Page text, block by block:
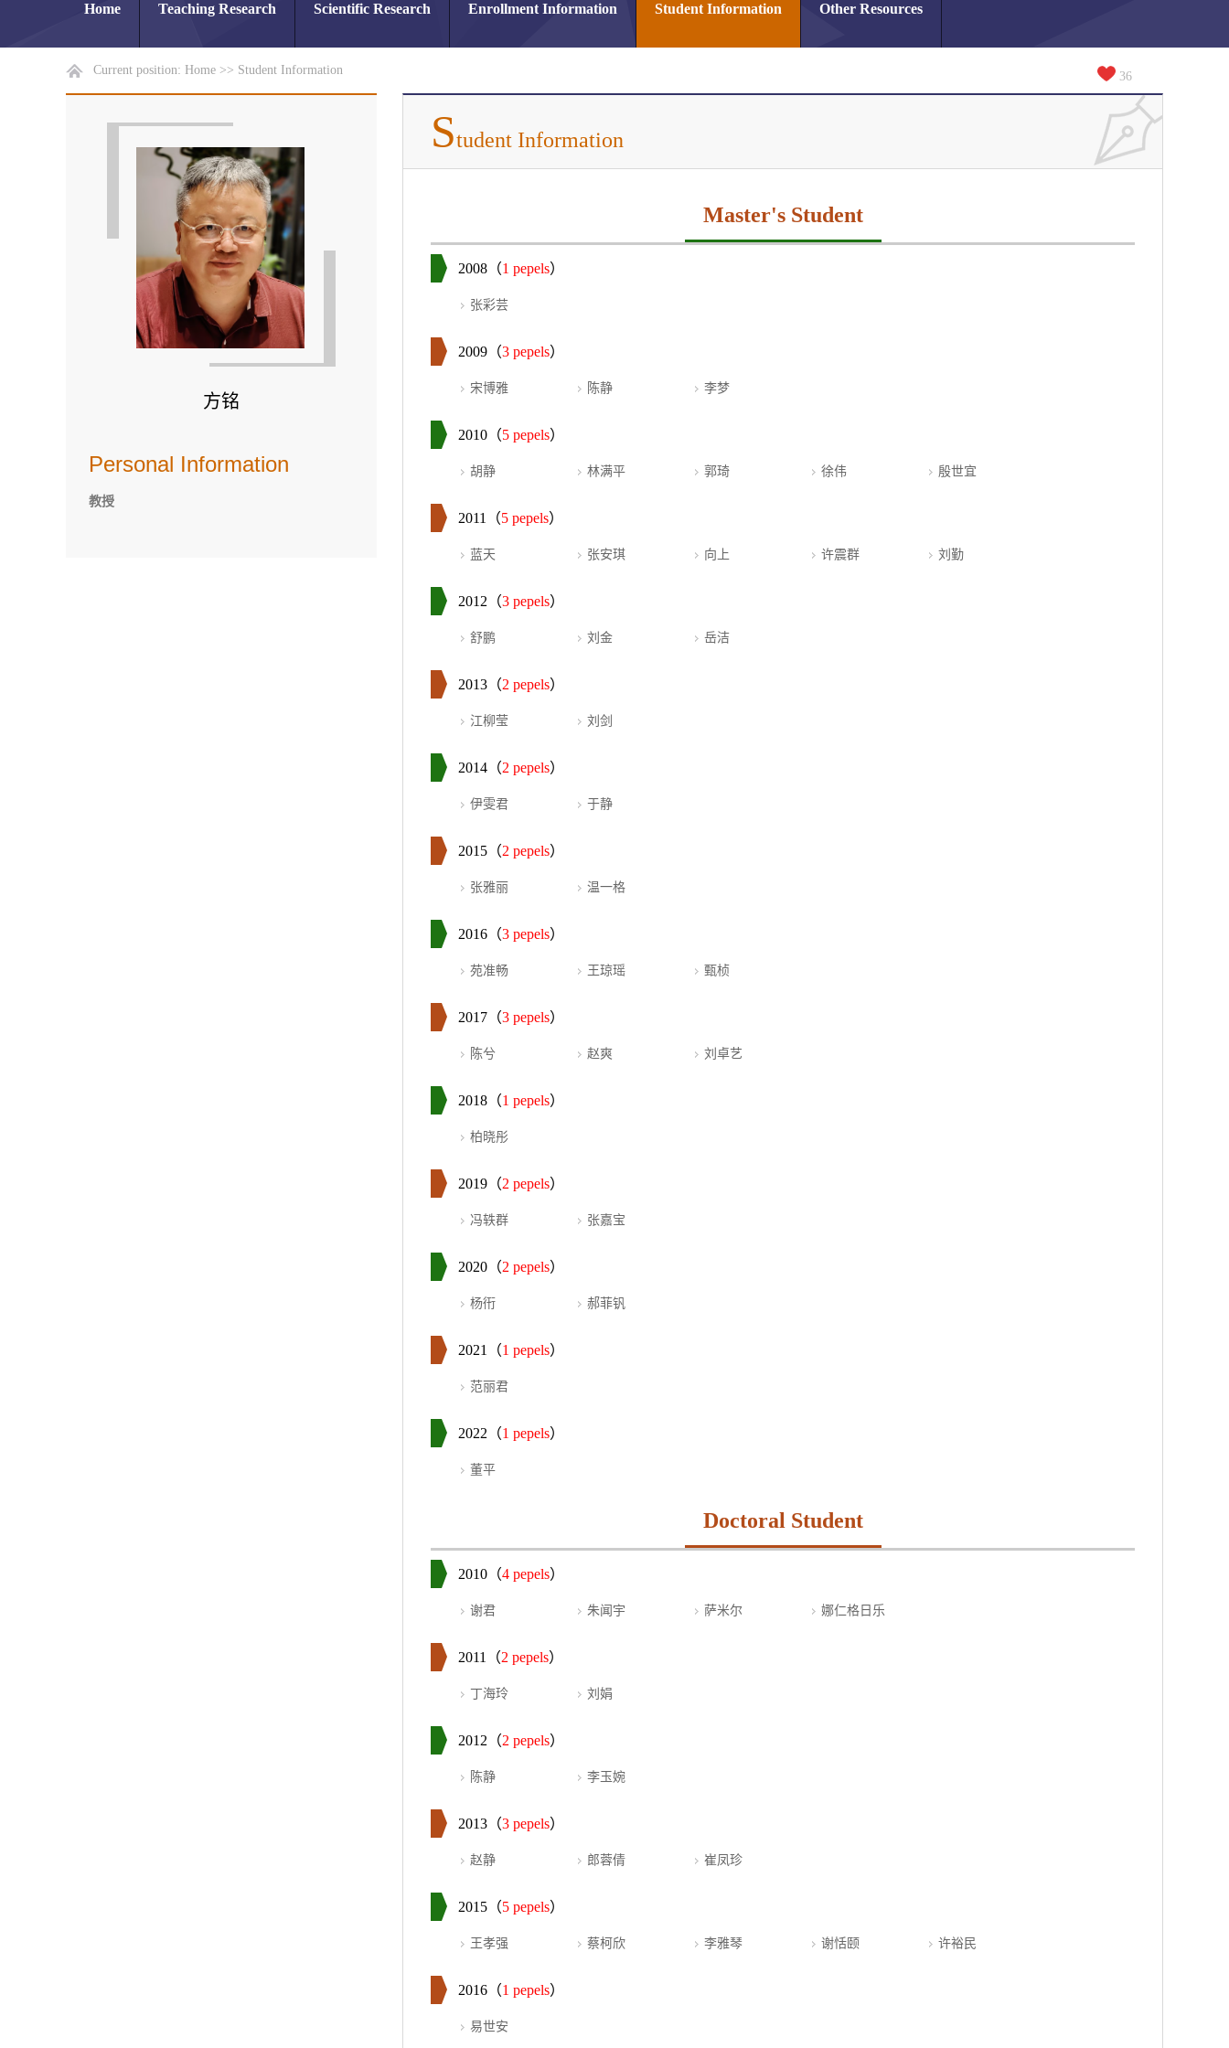
Home Teaching Research Scientific Research Enrollment Information Student Information Other Resources
Current position: Home >> Student Information 36
方铭
Personal Information
教授
Student Information
Master's Student
2008（1 pepels）
张彩芸
2009（3 pepels）
宋博雅 陈静 李梦
2010（5 pepels）
胡静 林满平 郭琦 徐伟 殷世宜
2011（5 pepels）
蓝天 张安琪 向上 许震群 刘勤
2012（3 pepels）
舒鹏 刘金 岳洁
2013（2 pepels）
江柳莹 刘剑
2014（2 pepels）
伊雯君 于静
2015（2 pepels）
张雅丽 温一格
2016（3 pepels）
苑准畅 王琼瑶 甄桢
2017（3 pepels）
陈兮 赵爽 刘卓艺
2018（1 pepels）
柏晓彤
2019（2 pepels）
冯轶群 张嘉宝
2020（2 pepels）
杨衎 郝菲钒
2021（1 pepels）
范丽君
2022（1 pepels）
董平
Doctoral Student
2010（4 pepels）
谢君 朱闻宇 萨米尔 娜仁格日乐
2011（2 pepels）
丁海玲 刘娟
2012（2 pepels）
陈静 李玉婉
2013（3 pepels）
赵静 郎蓉倩 崔凤珍
2015（5 pepels）
王孝强 蔡柯欣 李雅琴 谢恬颐 许裕民
2016（1 pepels）
易世安